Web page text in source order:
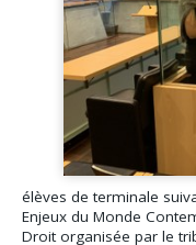
élèves de terminale
Enjeux du Monde
Droit organisée par le